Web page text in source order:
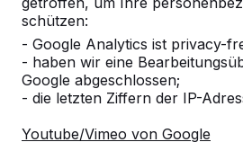
schützen:
- Google Analytics ist privacy-
- haben wir eine
Google abgeschlossen;
- die letzten Ziffern der IP-
Youtube/Vimeo von Google